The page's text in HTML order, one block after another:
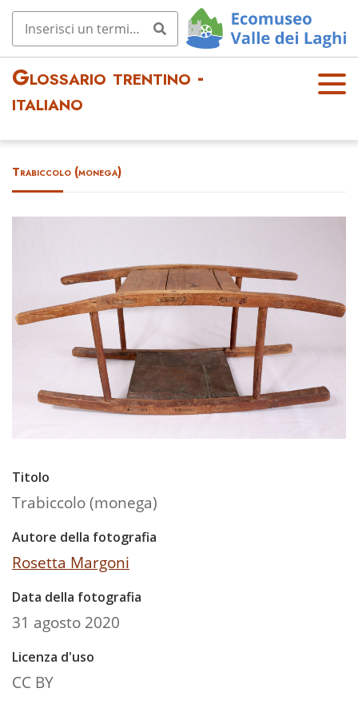
Glossario trentino -
italiano
OPE
Trabiccolo (monega)
Titolo
Trabiccolo (monega)
Autore della fotografia
Rosetta Margoni
Data della fotografia
31 agosto 2020
Licenza d'uso
CC BY